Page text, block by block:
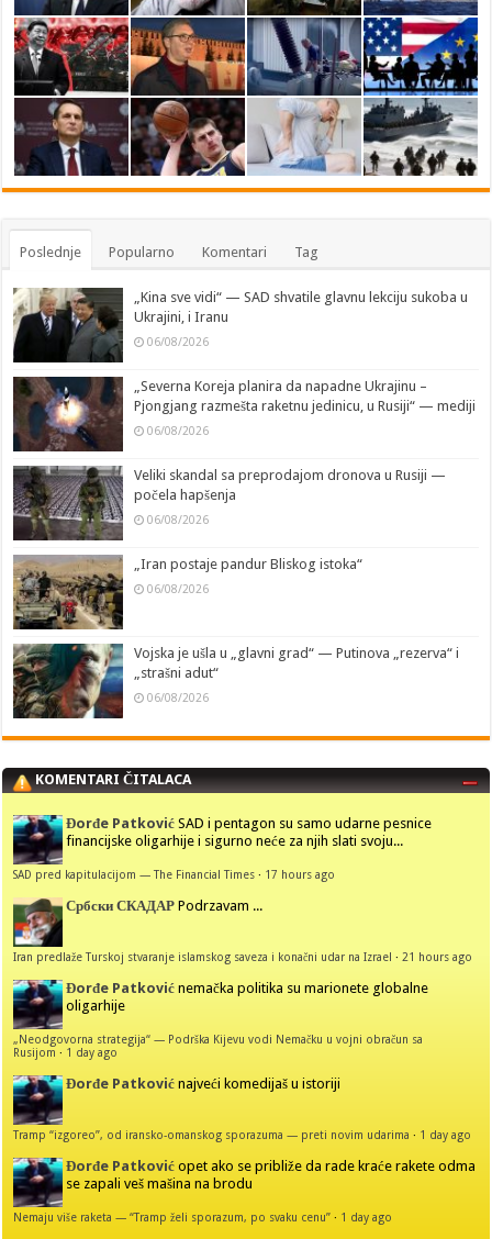
Poslednje Popularno Komentari Tag
„Kina sve vidi“ — SAD shvatile glavnu lekciju sukoba u
Ukrajini, i Iranu
06/08/2026
„Severna Koreja planira da napadne Ukrajinu –
Pjongjang razmešta raketnu jedinicu, u Rusiji“ — mediji
06/08/2026
Veliki skandal sa preprodajom dronova u Rusiji —
počela hapšenja
06/08/2026
„Iran postaje pandur Bliskog istoka“
06/08/2026
Vojska je ušla u „glavni grad“ — Putinova „rezerva“ i
„strašni adut“
06/08/2026
KOMENTARI ČITALACA
Đorđe Patković SAD i pentagon su samo udarne pesnice
financijske oligarhije i sigurno neće za njih slati svoju...
SAD pred kapitulacijom — The Financial Times · 17 hours ago
Србски СКАДАР Podrzavam ...
Iran predlaže Turskoj stvaranje islamskog saveza i konačni udar na Izrael ·21 hours ago
Đorđe Patković nemačka politika su marionete globalne
oligarhije
„Neodgovorna strategija“ — Podrška Kijevu vodi Nemačku u vojni obračun sa
Rusijom · 1 day ago
Đorđe Patković najveći komedijaš u istoriji
Tramp “izgoreo”, od iransko-omanskog sporazuma — preti novim udarima · 1 day ago
Đorđe Patković opet ako se približe da rade kraće rakete odma
se zapali veš mašina na brodu
Nemaju više raketa — “Tramp želi sporazum, po svaku cenu” · 1 day ago